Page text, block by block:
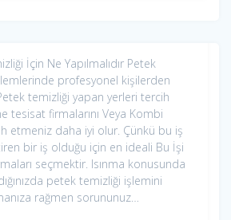
İçin Ne Yapılmalıdır Petek
profesyonel kişilerden
temizliği yapan yerleri tercih
tesisat firmalarını Veya Kombi
etmeniz daha iyi olur. Çünkü bu iş
bir iş olduğu için en ideali Bu İşi
seçmektir. Isınma konusunda
petek temizliği işlemini
rağmen sorununuz…